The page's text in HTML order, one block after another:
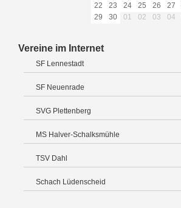
22
23 24 25 26 27
29
30 01 02 03 04
Vereine im Internet
SF Lennestadt
SF Neuenrade
SVG Plettenberg
MS Halver-Schalksmühle
TSV Dahl
Schach Lüdenscheid